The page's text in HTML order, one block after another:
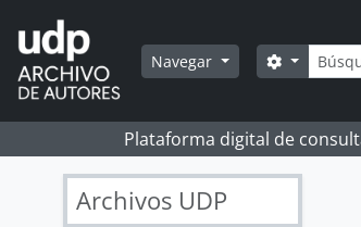
Skip to main content
Navegar Search
Plataforma digital de
Archivos UDP